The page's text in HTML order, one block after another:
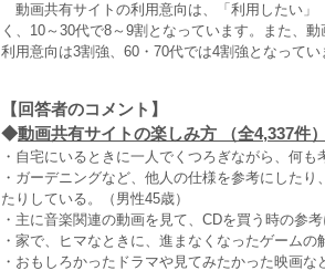
動画共有サイトの利用意向は、「利用したい」
く、10～30代で8～9割となっています。また、
利用意向は3割強、60・70代では4割強となってい
【回答者のコメント】
◆動画共有サイトの楽しみ方 （全4,337件
・自宅にいるときに一人でくつろぎながら、何
・ガーデニングなど、他人の仕様を参考にした
たりしている。（男性45歳）
・主に音楽関連の動画を見て、CDを買う時の参
・家で、ヒマなときに、進まなくなったゲーム
・おもしろかったドラマや見てみたかった映画な